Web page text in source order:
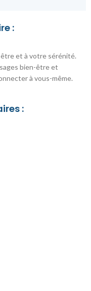
:
et à votre sérénité.
bien-être et
à vous-même.
: